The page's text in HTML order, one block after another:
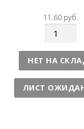
11.60 руб.
л
и
ч
е
НЕТ НА
ЛИСТ